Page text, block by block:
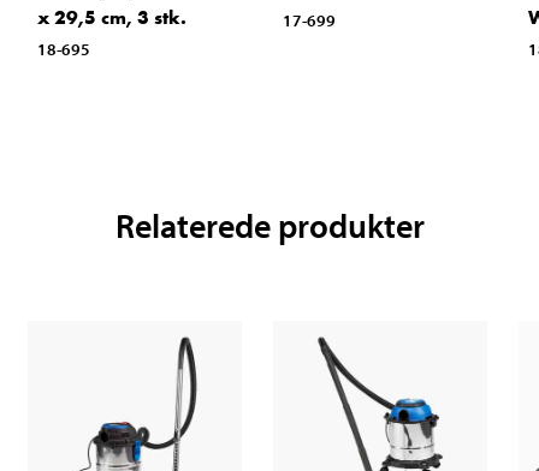
x 29,5 cm, 3 stk.
18-695
17-699
Relaterede produkter